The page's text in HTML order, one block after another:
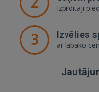
Izpildītāji
3 Izvēlies
ar labāko